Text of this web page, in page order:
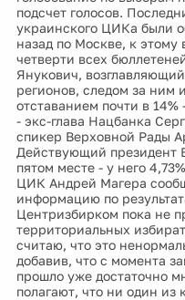
подсчет голосов.
украинского ЦИКа были
назад по Москве, к этому
четверти всех
Янукович,
регионов, следом за ним
отставанием почти в
- экс-глава Нацбанка
спикер Верховной Рады
Действующий президент
пятом месте - у него
ЦИК Андрей Магера
информацию по
Центризбирком пока не
территориальных
считаю, что это
добавив, что с момента
прошло уже достаточно
полагают, что ни один из